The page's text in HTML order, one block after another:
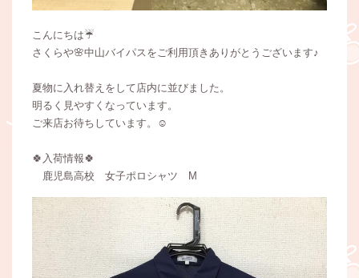
こんにちは☔️
さくらや🌸中山バイパスをご利用頂きありがとうございます♪
夏物に入れ替えをして店内に並びました。
明るく見やすくなっています。
ご来店お待ちしています。☺️
🍀入荷情報🍀
鹿児島高校 女子ポロシャツ M